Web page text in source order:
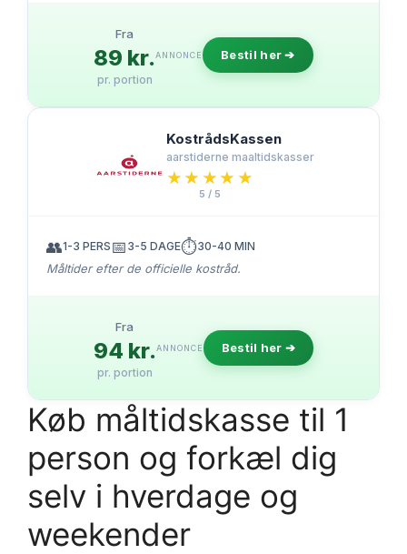
Fra
89 kr.
pr. portion
ANNONCE Bestil her ➔
KostrådsKassen
aarstiderne maaltidskasser
★★★★★
★★★★★
5 / 5
👥1-3 PERS 📅 3-5 DAGE⏱️30-40 MIN
Måltider efter de officielle kostråd.
Fra
94 kr.
pr. portion
ANNONCE Bestil her ➔
Køb måltidskasse til 1
person og forkæl dig
selv i hverdage og
weekender